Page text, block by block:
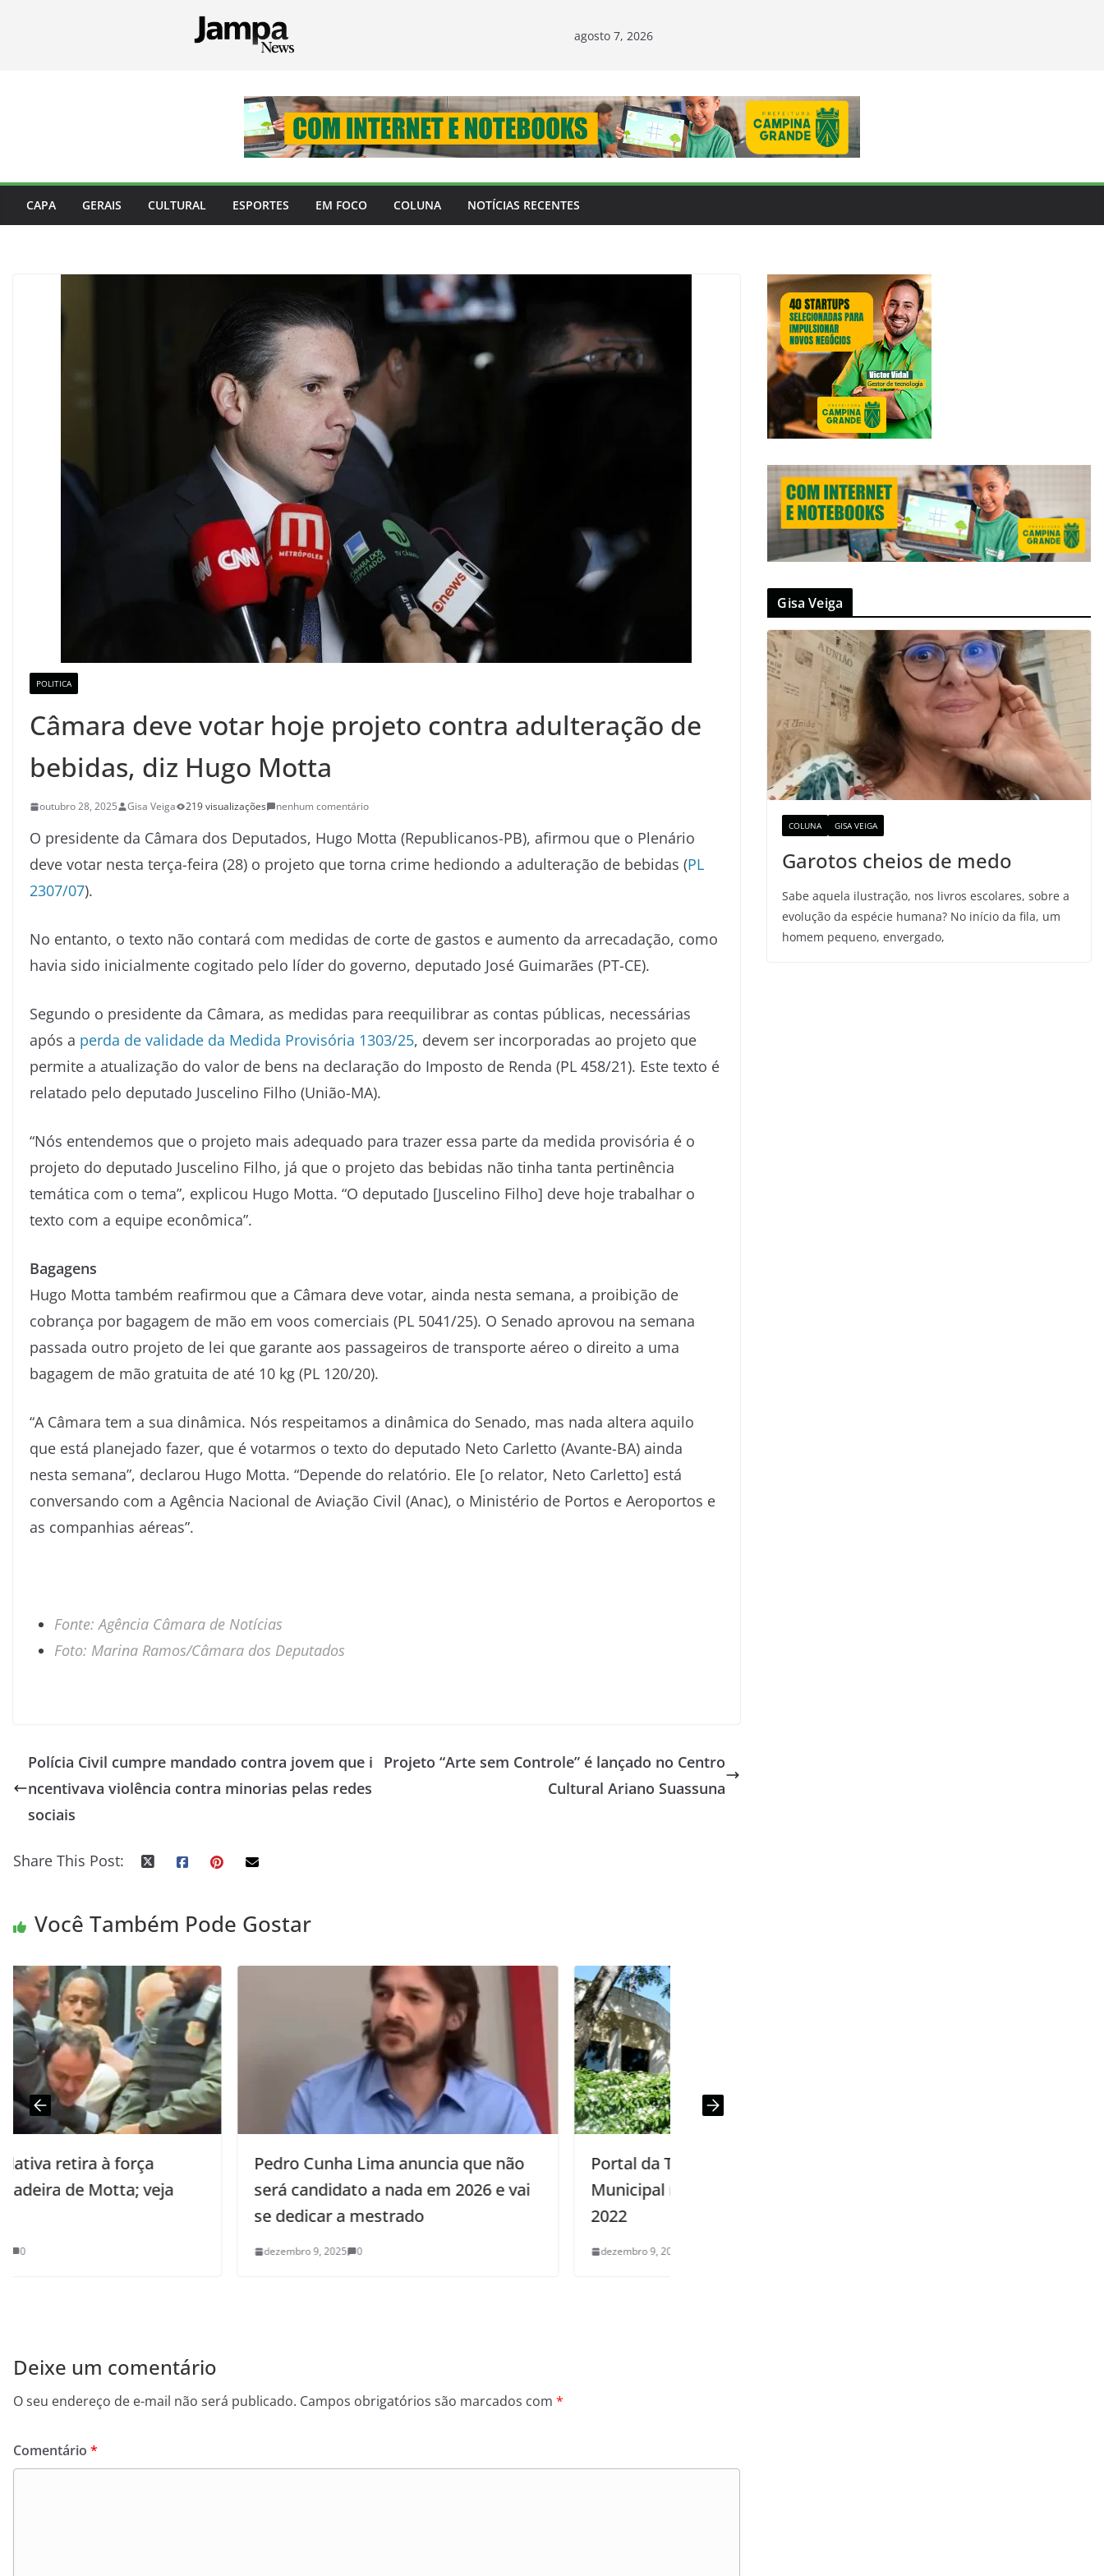
agosto 7, 2026
CAPA GERAIS CULTURAL ESPORTES EM FOCO COLUNA NOTÍCIAS RECENTES
POLITICA
Câmara deve votar hoje projeto contra adulteração de
bebidas, diz Hugo Motta
outubro 28, 2025 Gisa Veiga 219 visualizações nenhum comentário
O presidente da Câmara dos Deputados, Hugo Motta (Republicanos-PB), afirmou que o Plenário
deve votar nesta terça-feira (28) o projeto que torna crime hediondo a adulteração de bebidas (PL
2307/07).
No entanto, o texto não contará com medidas de corte de gastos e aumento da arrecadação, como
havia sido inicialmente cogitado pelo líder do governo, deputado José Guimarães (PT-CE).
Segundo o presidente da Câmara, as medidas para reequilibrar as contas públicas, necessárias
após a perda de validade da Medida Provisória 1303/25, devem ser incorporadas ao projeto que
permite a atualização do valor de bens na declaração do Imposto de Renda (PL 458/21). Este texto é
relatado pelo deputado Juscelino Filho (União-MA).
“Nós entendemos que o projeto mais adequado para trazer essa parte da medida provisória é o
projeto do deputado Juscelino Filho, já que o projeto das bebidas não tinha tanta pertinência
temática com o tema”, explicou Hugo Motta. “O deputado [Juscelino Filho] deve hoje trabalhar o
texto com a equipe econômica”.
Bagagens
Hugo Motta também reafirmou que a Câmara deve votar, ainda nesta semana, a proibição de
cobrança por bagagem de mão em voos comerciais (PL 5041/25). O Senado aprovou na semana
passada outro projeto de lei que garante aos passageiros de transporte aéreo o direito a uma
bagagem de mão gratuita de até 10 kg (PL 120/20).
“A Câmara tem a sua dinâmica. Nós respeitamos a dinâmica do Senado, mas nada altera aquilo
que está planejado fazer, que é votarmos o texto do deputado Neto Carletto (Avante-BA) ainda
nesta semana”, declarou Hugo Motta. “Depende do relatório. Ele [o relator, Neto Carletto] está
conversando com a Agência Nacional de Aviação Civil (Anac), o Ministério de Portos e Aeroportos e
as companhias aéreas”.
Fonte: Agência Câmara de Notícias
Foto: Marina Ramos/Câmara dos Deputados
Polícia Civil cumpre mandado contra jovem que i
ncentivava violência contra minorias pelas redes
sociais
Projeto “Arte sem Controle” é lançado no Centro
Cultural Ariano Suassuna
Share This Post:
Você Também Pode Gostar
Pedro Cunha Lima anuncia que não
será candidato a nada em 2026 e vai
Portal da Transparência da Câmara
Municipal não é atualizado desde
2022
Deixe um comentário
O seu endereço de e-mail não será publicado. Campos obrigatórios são marcados com *
Comentário *
Gisa Veiga
COLUNA GISA VEIGA
Garotos cheios de medo
Sabe aquela ilustração, nos livros escolares, sobre a
evolução da espécie humana? No início da fila, um
homem pequeno, envergado,